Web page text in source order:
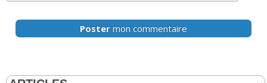
Poster mon commentaire